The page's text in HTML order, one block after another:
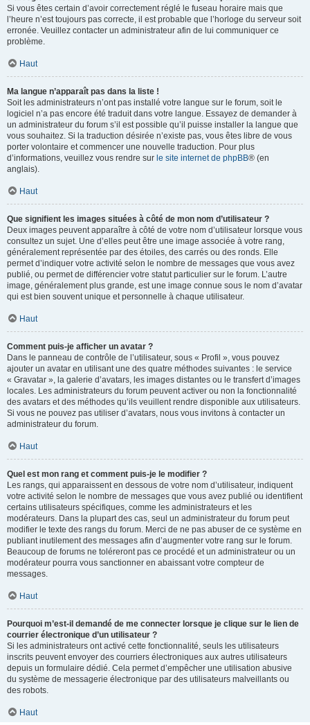
Si vous êtes certain d’avoir correctement réglé le fuseau horaire mais que
l’heure n’est toujours pas correcte, il est probable que l’horloge du serveur soit
erronée. Veuillez contacter un administrateur afin de lui communiquer ce
problème.
Haut
Ma langue n’apparaît pas dans la liste !
Soit les administrateurs n’ont pas installé votre langue sur le forum, soit le
logiciel n’a pas encore été traduit dans votre langue. Essayez de demander à
un administrateur du forum s’il est possible qu’il puisse installer la langue que
vous souhaitez. Si la traduction désirée n’existe pas, vous êtes libre de vous
porter volontaire et commencer une nouvelle traduction. Pour plus
d’informations, veuillez vous rendre sur le site internet de phpBB® (en
anglais).
Haut
Que signifient les images situées à côté de mon nom d’utilisateur ?
Deux images peuvent apparaître à côté de votre nom d’utilisateur lorsque vous
consultez un sujet. Une d’elles peut être une image associée à votre rang,
généralement représentée par des étoiles, des carrés ou des ronds. Elle
permet d’indiquer votre activité selon le nombre de messages que vous avez
publié, ou permet de différencier votre statut particulier sur le forum. L’autre
image, généralement plus grande, est une image connue sous le nom d’avatar
qui est bien souvent unique et personnelle à chaque utilisateur.
Haut
Comment puis-je afficher un avatar ?
Dans le panneau de contrôle de l’utilisateur, sous « Profil », vous pouvez
ajouter un avatar en utilisant une des quatre méthodes suivantes : le service
« Gravatar », la galerie d’avatars, les images distantes ou le transfert d’images
locales. Les administrateurs du forum peuvent activer ou non la fonctionnalité
des avatars et des méthodes qu’ils veuillent rendre disponible aux utilisateurs.
Si vous ne pouvez pas utiliser d’avatars, nous vous invitons à contacter un
administrateur du forum.
Haut
Quel est mon rang et comment puis-je le modifier ?
Les rangs, qui apparaissent en dessous de votre nom d’utilisateur, indiquent
votre activité selon le nombre de messages que vous avez publié ou identifient
certains utilisateurs spécifiques, comme les administrateurs et les
modérateurs. Dans la plupart des cas, seul un administrateur du forum peut
modifier le texte des rangs du forum. Merci de ne pas abuser de ce système en
publiant inutilement des messages afin d’augmenter votre rang sur le forum.
Beaucoup de forums ne toléreront pas ce procédé et un administrateur ou un
modérateur pourra vous sanctionner en abaissant votre compteur de
messages.
Haut
Pourquoi m’est-il demandé de me connecter lorsque je clique sur le lien de
courrier électronique d’un utilisateur ?
Si les administrateurs ont activé cette fonctionnalité, seuls les utilisateurs
inscrits peuvent envoyer des courriers électroniques aux autres utilisateurs
depuis un formulaire dédié. Cela permet d’empêcher une utilisation abusive
du système de messagerie électronique par des utilisateurs malveillants ou
des robots.
Haut